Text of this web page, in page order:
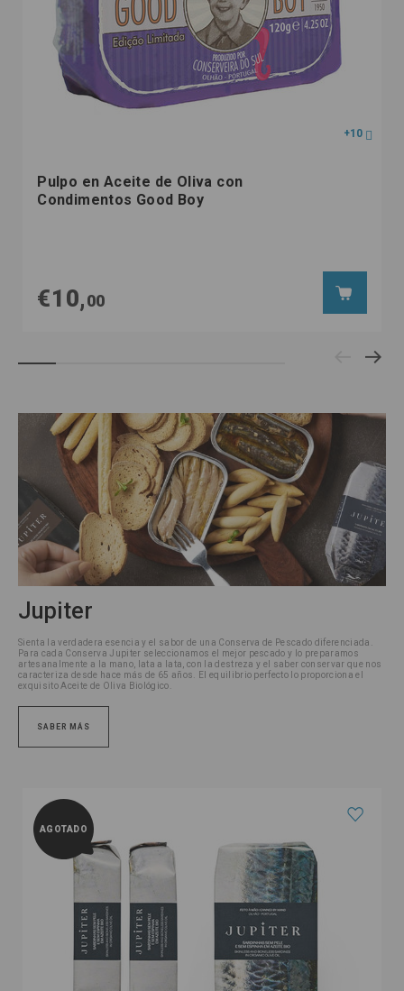
+10
Pulpo en Aceite de Oliva con
Condimentos Good Boy
€10,00
Jupiter
Sienta la verdadera esencia y el sabor de una Conserva de Pescado diferenciada.
Para cada Conserva Jupiter seleccionamos el mejor pescado y lo preparamos
artesanalmente a la mano, lata a lata, con la destreza y el saber conservar que nos
caracteriza desde hace más de 65 años.
El equilibrio perfecto lo proporciona el
exquisito Aceite de Oliva Biológico.
SABER MÁS
AGOTADO